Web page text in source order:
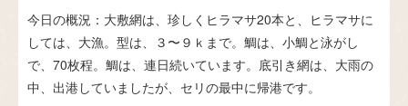
今日の概況：大敷網は、珍しくヒラマサ20本と、ヒラマサに
しては、大漁。型は、３〜９ｋまで。鯛は、小鯛と泳がし
で、70枚程。鯛は、連日続いています。底引き網は、大雨の
中、出港していましたが、セリの最中に帰港です。